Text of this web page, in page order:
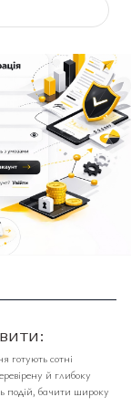
готують сотні
й глибоку
подій, бачити широку